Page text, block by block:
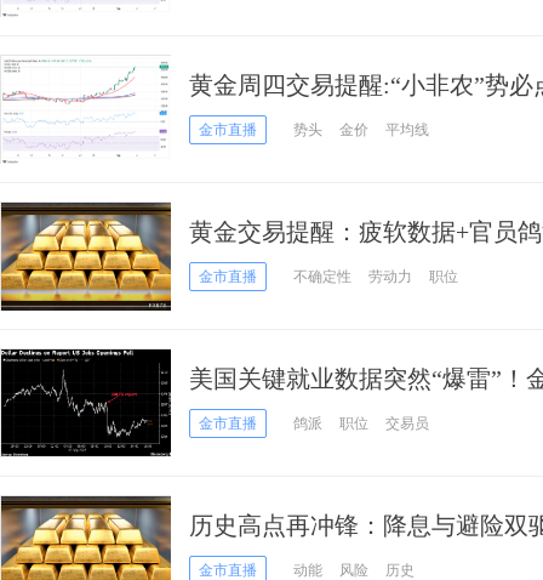
黄金周四交易提醒:“小非农”势必
分析师金价技术分析
金市直播 势头 金价 平均线
黄金交易提醒：疲软数据+官员
续刷新历史高点！
金市直播 不确定性 劳动力 职位
美国关键就业数据突然“爆雷”！
新高 如何交易黄金？
金市直播 鸽派 职位 交易员
历史高点再冲锋：降息与避险双
还没完？
金市直播 动能 风险 历史